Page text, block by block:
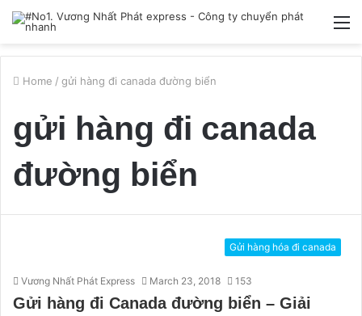
Home / gửi hàng đi canada đường biển
gửi hàng đi canada
đường biển
Gửi hàng hóa đi canada
Vương Nhất Phát Express March 23, 2018 153
Gửi hàng đi Canada đường biển – Giải